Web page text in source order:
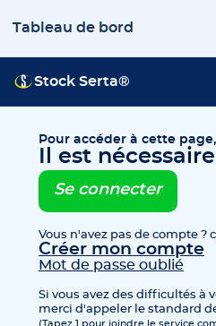
Tableau de bord
Stock Serta®
Pour accéder à cette page,
Il est
Se connecter
Vous n'avez pas de compte
Créer mon compte
Mot de passe oublié
Si vous avez des difficultés à
merci d'appeler le standard
(Tapez 1 pour joindre le service